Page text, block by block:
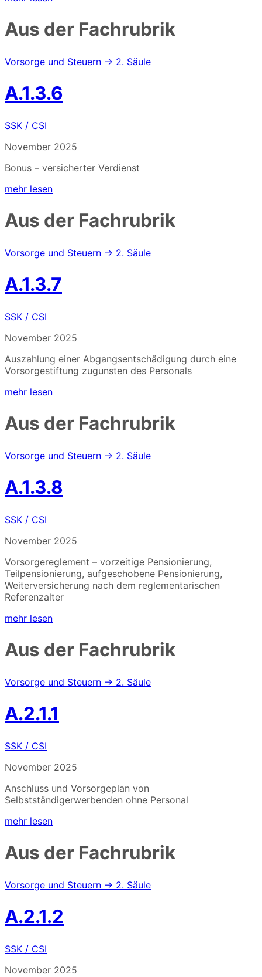
Aus der Fachrubrik
Vorsorge und Steuern → 2. Säule
A.1.3.6
SSK / CSI
November 2025
Bonus – versicherter Verdienst
mehr lesen
Aus der Fachrubrik
Vorsorge und Steuern → 2. Säule
A.1.3.7
SSK / CSI
November 2025
Auszahlung einer Abgangsentschädigung durch eine
Vorsorgestiftung zugunsten des Personals
mehr lesen
Aus der Fachrubrik
Vorsorge und Steuern → 2. Säule
A.1.3.8
SSK / CSI
November 2025
Vorsorgereglement – vorzeitige Pensionierung,
Teilpensionierung, aufgeschobene Pensionierung,
Weiterversicherung nach dem reglementarischen
Referenzalter
mehr lesen
Aus der Fachrubrik
Vorsorge und Steuern → 2. Säule
A.2.1.1
SSK / CSI
November 2025
Anschluss und Vorsorgeplan von
Selbstständigerwerbenden ohne Personal
mehr lesen
Aus der Fachrubrik
Vorsorge und Steuern → 2. Säule
A.2.1.2
SSK / CSI
November 2025